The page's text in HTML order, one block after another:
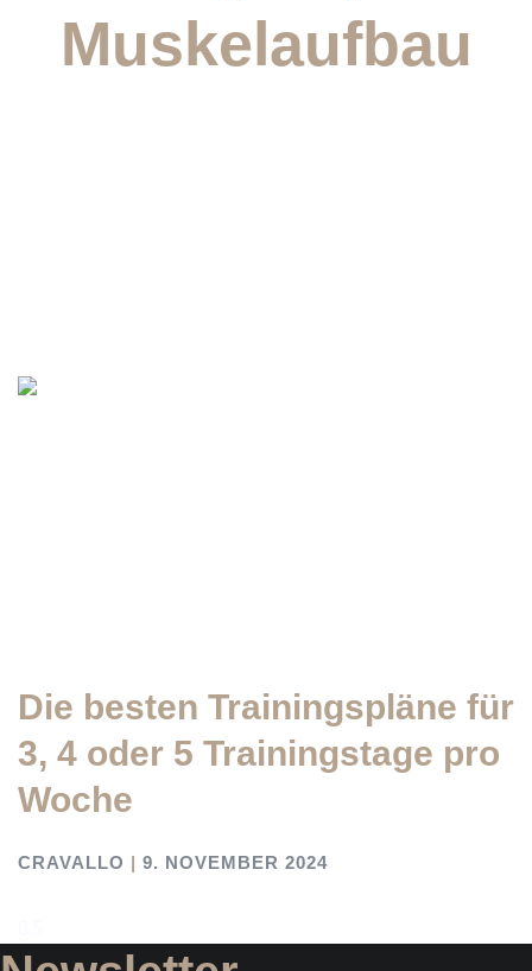
Muskelaufbau
Die besten Trainingspläne für
3, 4 oder 5 Trainingstage pro
Woche
CRAVALLO 9. NOVEMBER 2024